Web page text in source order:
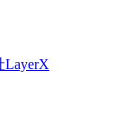
LayerX